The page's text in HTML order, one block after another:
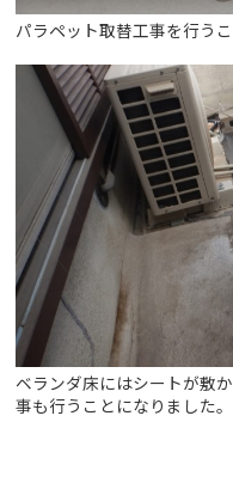
パラペット取替工事を行う
ベランダ床にはシートが敷
事も行うことになりました。